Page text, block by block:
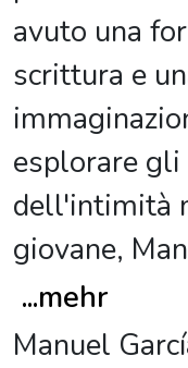
avuto una
scrittura e
esplorare
dell'intimità
giovane,
...mehr
Manuel